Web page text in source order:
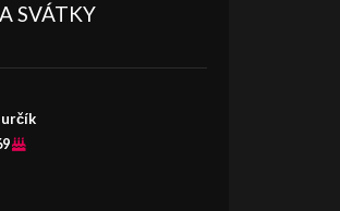
SVÁTKY